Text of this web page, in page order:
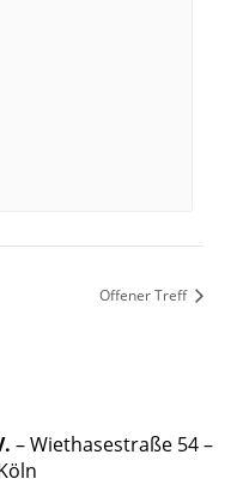
Offener Treff
– Wiethasestraße 54 –